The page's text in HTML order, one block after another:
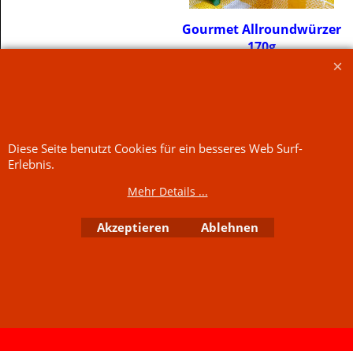
Jetzt kaufen
€5.00
€29.41/ kg
WebShop erstellt mit
Diese Seite benutzt Cookies für ein besseres Web Surf-
Erlebnis.
Mehr Details ...
Akzeptieren Ablehnen